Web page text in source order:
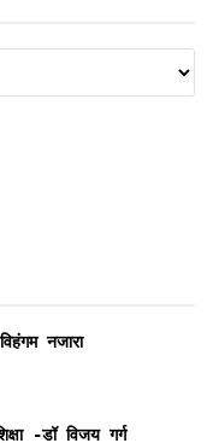
नजारा
-डॉ विजय गर्ग